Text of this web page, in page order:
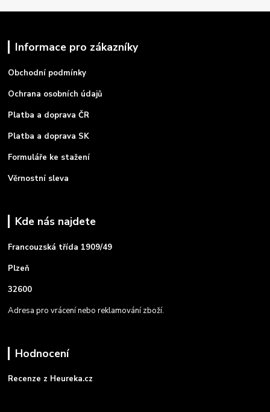
Informace pro zákazníky
Obchodní podmínky
Ochrana osobních údajů
Platba a doprava ČR
Platba a doprava SK
Formuláře ke stažení
Věrnostní sleva
Kde nás najdete
Francouzská třída 1909/49
Plzeň
32600
Adresa pro vrácení nebo reklamování zboží.
Hodnocení
Recenze z Heureka.cz